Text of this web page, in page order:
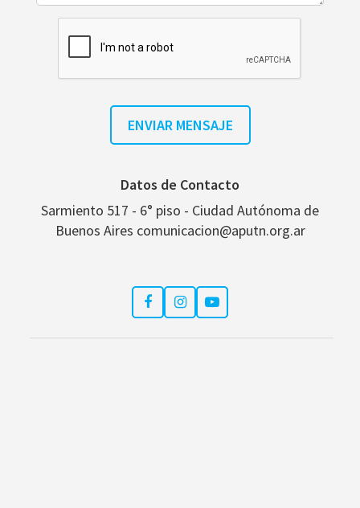
Datos de Contacto
Sarmiento 517 - 6° piso - Ciudad Autónoma de
Buenos Aires comunicacion@aputn.org.ar